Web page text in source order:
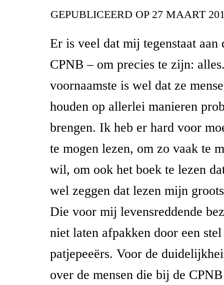
GEPUBLICEERD OP 27 MAART
Er is veel dat mij tegenstaat aan
CPNB – om precies te zijn:
voornaamste is wel dat ze
houden op allerlei manieren
brengen. Ik heb er hard voor
te mogen lezen, om zo vaak te
wil, om ook het boek te lezen
wel zeggen dat lezen mijn
Die voor mij levensreddende
niet laten afpakken door een
patjepeeërs. Voor de
over de mensen die bij de